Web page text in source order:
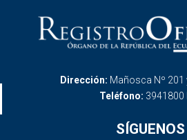
Dirección: Mañosca Nº 201
Teléfono: 3941800
SÍGUENOS